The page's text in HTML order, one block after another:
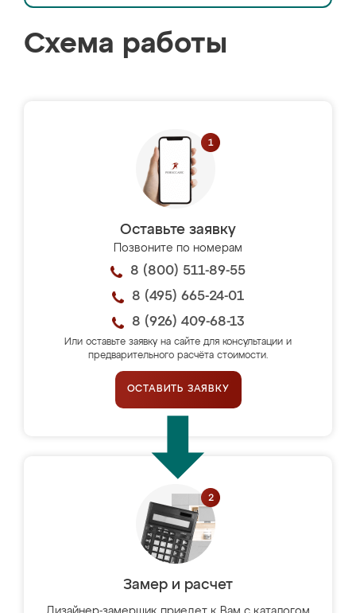
Схема работы
Оставьте заявку
Позвоните по номерам
8 (800) 511-89-55
8 (495) 665-24-01
8 (926) 409-68-13
Или оставьте заявку на сайте для консультации и
предварительного расчёта стоимости.
ОСТАВИТЬ ЗАЯВКУ
Замер и расчет